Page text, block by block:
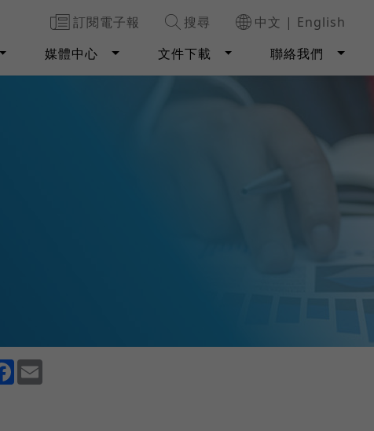
訂閱電子報 搜尋 中文 | English
媒體中心 文件下載 聯絡我們
Facebook